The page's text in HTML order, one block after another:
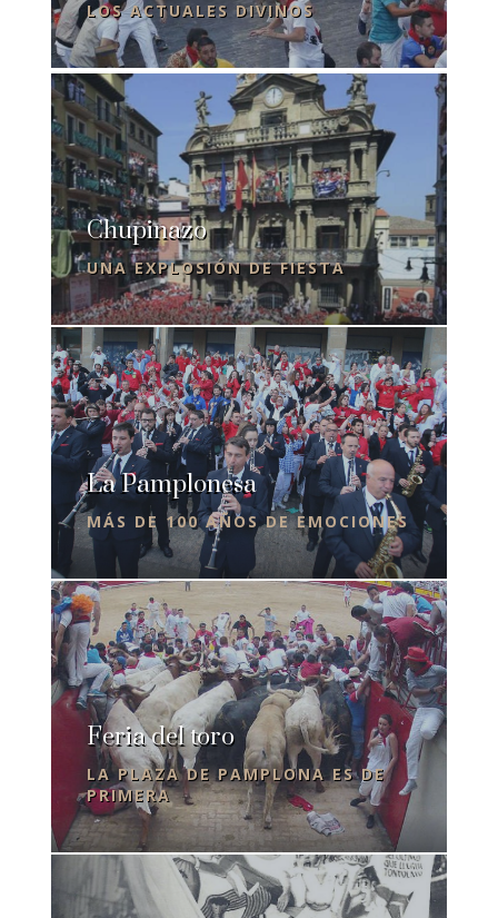
LOS ACTUALES DIVINOS
Chupinazo
UNA EXPLOSIÓN DE FIESTA
La Pamplonesa
MÁS DE 100 AÑOS DE EMOCIONES
Feria del toro
LA PLAZA DE PAMPLONA ES DE
PRIMERA